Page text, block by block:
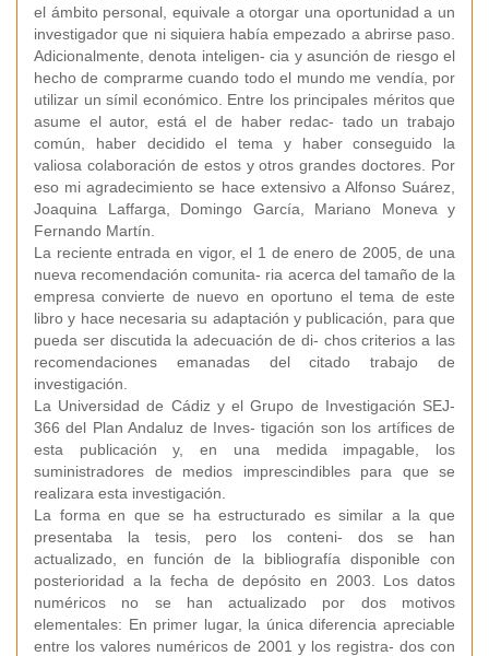
el ámbito personal, equivale a otorgar una oportunidad a un
investigador que ni siquiera había empezado a abrirse paso.
Adicionalmente, denota inteligen- cia y asunción de riesgo el
hecho de comprarme cuando todo el mundo me vendía, por
utilizar un símil económico. Entre los principales méritos que
asume el autor, está el de haber redac- tado un trabajo
común, haber decidido el tema y haber conseguido la
valiosa colaboración de estos y otros grandes doctores. Por
eso mi agradecimiento se hace extensivo a Alfonso Suárez,
Joaquina Laffarga, Domingo García, Mariano Moneva y
Fernando Martín.
La reciente entrada en vigor, el 1 de enero de 2005, de una
nueva recomendación comunita- ria acerca del tamaño de la
empresa convierte de nuevo en oportuno el tema de este
libro y hace necesaria su adaptación y publicación, para que
pueda ser discutida la adecuación de di- chos criterios a las
recomendaciones emanadas del citado trabajo de
investigación.
La Universidad de Cádiz y el Grupo de Investigación SEJ-
366 del Plan Andaluz de Inves- tigación son los artífices de
esta publicación y, en una medida impagable, los
suministradores de medios imprescindibles para que se
realizara esta investigación.
La forma en que se ha estructurado es similar a la que
presentaba la tesis, pero los conteni- dos se han
actualizado, en función de la bibliografía disponible con
posterioridad a la fecha de depósito en 2003. Los datos
numéricos no se han actualizado por dos motivos
elementales: En primer lugar, la única diferencia apreciable
entre los valores numéricos de 2001 y los registra- dos con